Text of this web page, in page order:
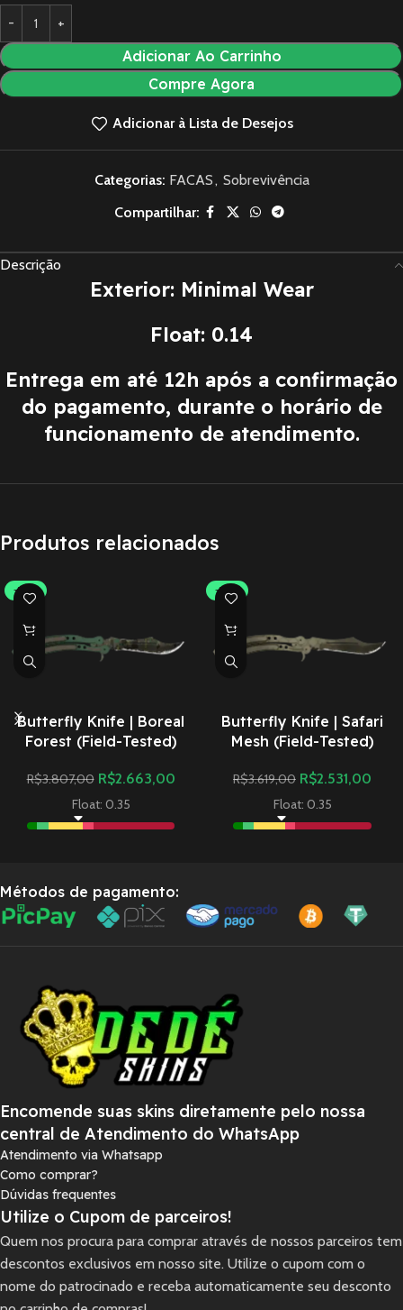
Adicionar Ao Carrinho
Compre Agora
Adicionar à Lista de Desejos
Categorias: FACAS, Sobrevivência
Compartilhar:
Descrição
Exterior: Minimal Wear
Float: 0.14
Entrega em até 12h após a confirmação
do pagamento, durante o horário de
funcionamento de atendimento.
Produtos relacionados
-30%
Butterfly Knife | Boreal
Forest (Field-Tested)
R$3.807,00 R$2.663,00
Float: 0.35
-30%
Butterfly Knife | Safari
Mesh (Field-Tested)
R$3.619,00 R$2.531,00
Float: 0.35
Métodos de pagamento:
Encomende suas skins diretamente pelo nossa
central de Atendimento do WhatsApp
Atendimento via Whatsapp
Como comprar?
Dúvidas frequentes
Utilize o Cupom de parceiros!
Quem nos procura para comprar através de nossos parceiros tem
descontos exclusivos em nosso site. Utilize o cupom com o
nome do patrocinado e receba automaticamente seu desconto